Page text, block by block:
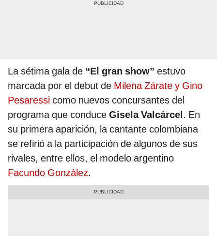
La sétima gala de “El gran show” estuvo
marcada por el debut de Milena Zárate y Gino
Pesaressi como nuevos concursantes del
programa que conduce Gisela Valcárcel. En
su primera aparición, la cantante colombiana
se refirió a la participación de algunos de sus
rivales, entre ellos, el modelo argentino
Facundo González.